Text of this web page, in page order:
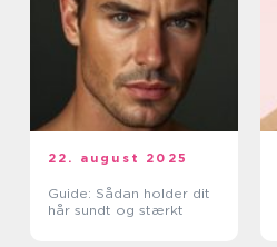
22. august 2025
Guide: Sådan holder dit
hår sundt og stærkt